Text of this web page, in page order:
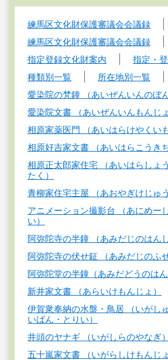
練馬区文化財保護審議会会議録
練馬区文化財保護審議会会議録
指定登録文化財案内
指定・
種類別一覧
所在地別一覧
愛染院の梵鐘 （あいぜんいんのぼ
愛染院文書 （あいぜんいんもんじょ
相原家薬医門 （あいはらけやくいも
相原好吉家文書 （あいはらこうき
相原正太郎家住宅 （あいはらしょ
たく）
青柳家住宅主屋 （あおやぎけじゅ
アニメーション撮影台 （あにめー
い）
阿弥陀寺の半鐘 （あみだじのはん
阿弥陀寺の伏せ鉦 （あみだじのふ
阿弥陀堂の半鐘（あみだどうのはん
新井家文書 （あらいけもんじょ）
伊賀衆奉納の水盤・鳥居 （いがし
いばん・とりい）
井頭のヤナギ （いがしらのやなぎ）
五十嵐家文書 （いがらしけもんじょ